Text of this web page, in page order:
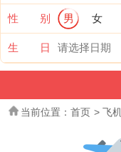
性 别 男 女
生 日
当前位置： 首页 > 飞